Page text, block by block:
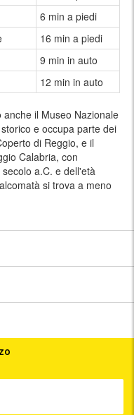
6 min a piedi
16 min a piedi
9 min in auto
12 min in auto
il Museo Nazionale
e occupa parte dei
di Reggio, e il
Calabria, con
a.C. e dell'età
si trova a meno